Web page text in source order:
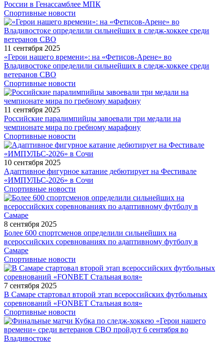
России в Генассамблее МПК
Спортивные новости
11 сентября 2025
«Герои нашего времени»: на «Фетисов-Арене» во
Владивостоке определили сильнейших в следж-хоккее среди
ветеранов СВО
Спортивные новости
11 сентября 2025
Российские паралимпийцы завоевали три медали на
чемпионате мира по гребному марафону
Спортивные новости
10 сентября 2025
Адаптивное фигурное катание дебютирует на Фестивале
«ИМПУЛЬС-2026» в Сочи
Спортивные новости
8 сентября 2025
Более 600 спортсменов определили сильнейших на
всероссийских соревнованиях по адаптивному футболу в
Самаре
Спортивные новости
7 сентября 2025
В Самаре стартовал второй этап всероссийских футбольных
соревнований «FONBET Стальная воля»
Спортивные новости